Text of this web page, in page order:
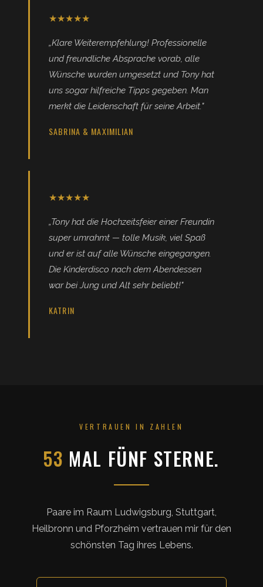
★★★★★
„Klare Weiterempfehlung! Professionelle
und freundliche Absprache vorab, alle
Wünsche wurden umgesetzt und Tony hat
uns sogar hilfreiche Tipps gegeben. Man
merkt die Leidenschaft für seine Arbeit."
SABRINA & MAXIMILIAN
★★★★★
„Tony hat die Hochzeitsfeier einer Freundin
super umrahmt — tolle Musik, viel Spaß
und er ist auf alle Wünsche eingegangen.
Die Kinderdisco nach dem Abendessen
war bei Jung und Alt sehr beliebt!"
KATRIN
VERTRAUEN IN ZAHLEN
53 MAL FÜNF STERNE.
Paare im Raum Ludwigsburg, Stuttgart,
Heilbronn und Pforzheim vertrauen mir für den
schönsten Tag ihres Lebens.